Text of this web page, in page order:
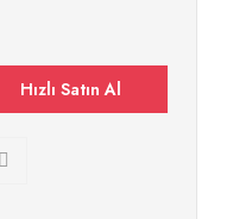
Hızlı Satın Al